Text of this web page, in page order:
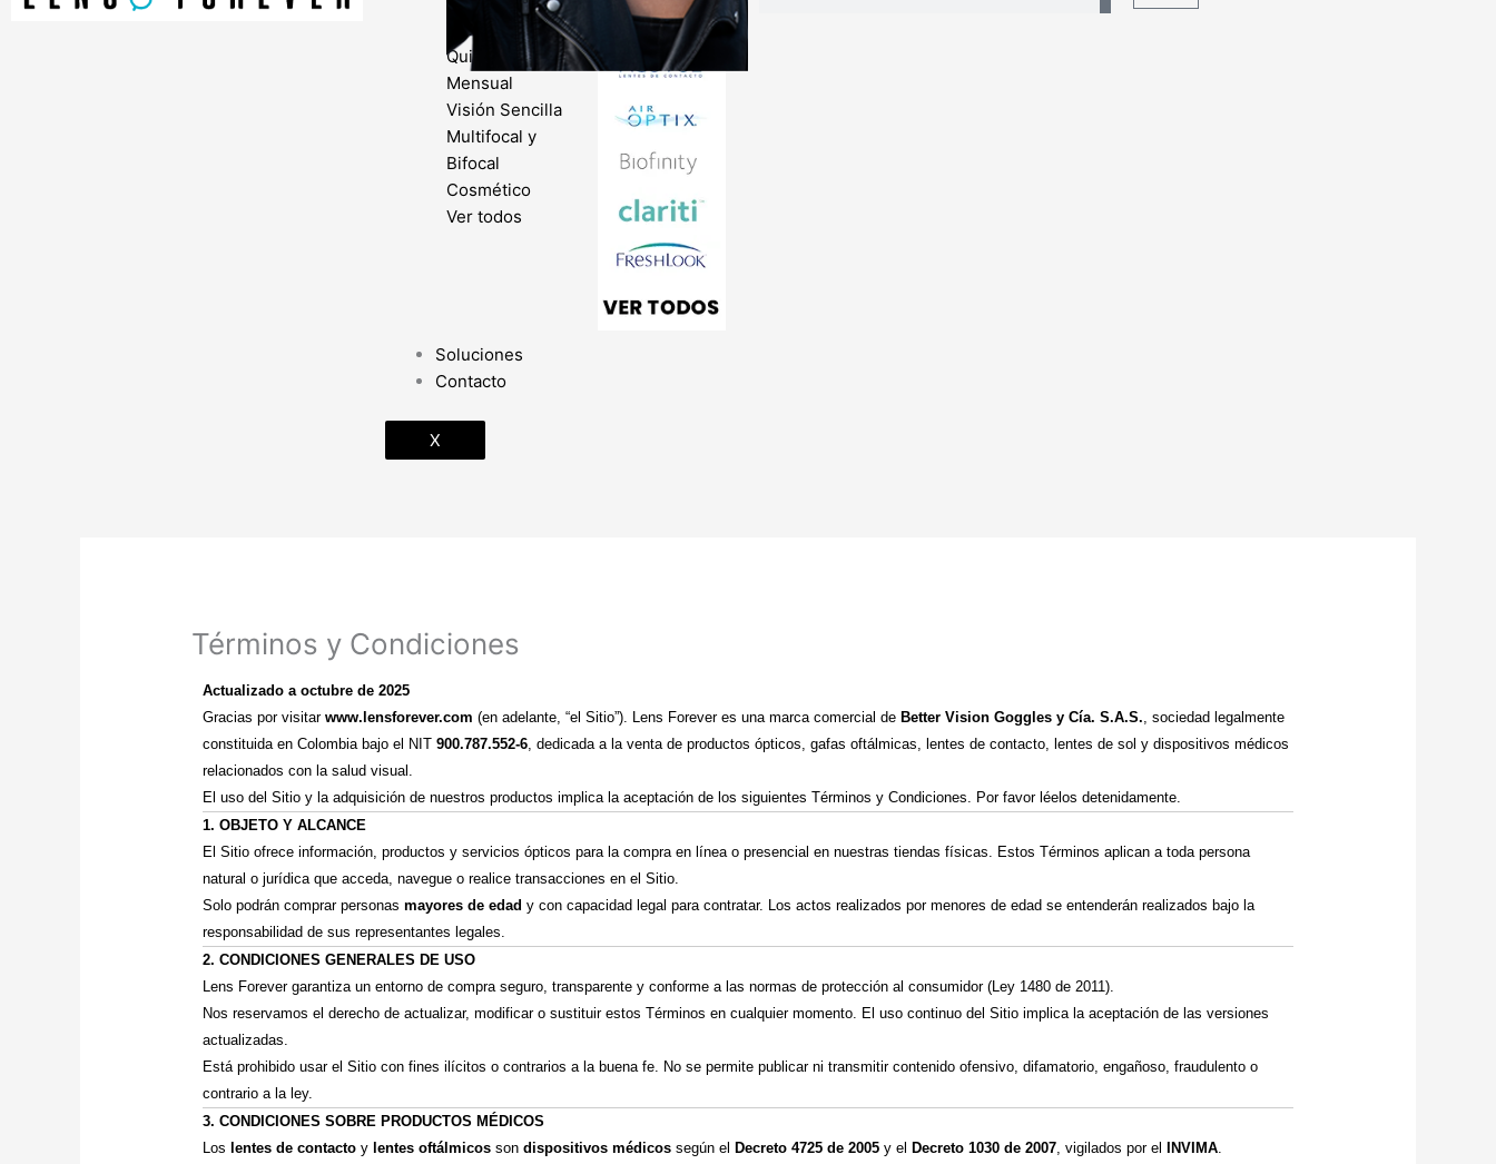
Diarios
Quincenal
Mensual
Visión Sencilla
Multifocal y
Bifocal
Cosmético
Ver todos
Soluciones
Contacto
X
Términos y Condiciones
Actualizado a octubre de 2025
Gracias por visitarwww.lensforever.com (en adelante, “el Sitio”). Lens Forever es una marca comercial de Better Vision Goggles y Cía. S.A.S. , sociedad legalmente
constituida en Colombia bajo el NIT900.787.552-6 , dedicada a la venta de productos ópticos, gafas oftálmicas, lentes de contacto, lentes de sol y dispositivos médicos
relacionados con la salud visual.
El uso del Sitio y la adquisición de nuestros productos implica la aceptación de los siguientes Términos y Condiciones. Por favor léelos detenidamente.
1. OBJETO Y ALCANCE
El Sitio ofrece información, productos y servicios ópticos para la compra en línea o presencial en nuestras tiendas físicas. Estos Términos aplican a toda persona
natural o jurídica que acceda, navegue o realice transacciones en el Sitio.
Solo podrán comprar personasmayores de edad y con capacidad legal para contratar. Los actos realizados por menores de edad se entenderán realizados bajo la
responsabilidad de sus representantes legales.
2. CONDICIONES GENERALES DE USO
Lens Forever garantiza un entorno de compra seguro, transparente y conforme a las normas de protección al consumidor (Ley 1480 de 2011).
Nos reservamos el derecho de actualizar, modificar o sustituir estos Términos en cualquier momento. El uso continuo del Sitio implica la aceptación de las versiones
actualizadas.
Está prohibido usar el Sitio con fines ilícitos o contrarios a la buena fe. No se permite publicar ni transmitir contenido ofensivo, difamatorio, engañoso, fraudulento o
contrario a la ley.
3. CONDICIONES SOBRE PRODUCTOS MÉDICOS
Los lentes de contacto y lentes oftálmicos sondispositivos médicos según el Decreto 4725 de 2005 y el Decreto 1030 de 2007 , vigilados por el INVIMA